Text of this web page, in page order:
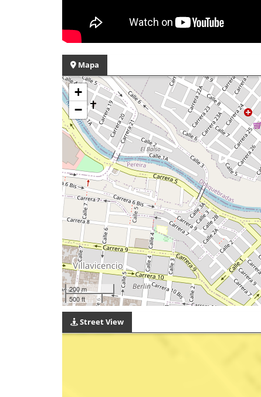
Mapa
+
−
200 m
500 ft
Street View